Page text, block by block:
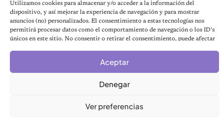
Utilizamos cookies para almacenar y/o acceder a la información del
dispositivo, y así mejorar la experiencia de navegación y para mostrar
anuncios (no) personalizados. El consentimiento a estas tecnologías nos
permitirá procesar datos como el comportamiento de navegación o los ID's
únicos en este sitio. No consentir o retirar el consentimiento, puede afectar
Aceptar
Denegar
Ver preferencias
© 2026 Notas de Mascotas
Política de privacidad